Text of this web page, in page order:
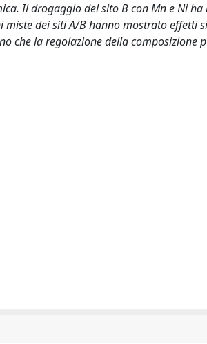
Il drogaggio del sito B con Mn e Ni
miste dei siti A/B hanno mostrato effetti
che la regolazione della composizione